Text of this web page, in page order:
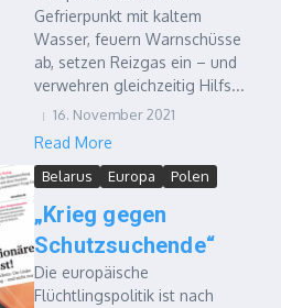
Gefrierpunkt mit kaltem
Wasser, feuern Warnschüsse
ab, setzen Reizgas ein – und
verwehren gleichzeitig Hilfs...
16. November 2021
Read More
Belarus Europa Polen
„Krieg gegen
Schutzsuchende“
Die europäische
Flüchtlingspolitik ist nach